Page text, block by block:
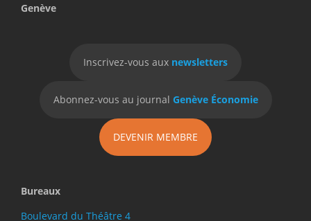
Genève
Inscrivez-vous aux newsletters
Abonnez-vous au journal Genève Économie
DEVENIR MEMBRE
Bureaux
Boulevard du Théâtre 4